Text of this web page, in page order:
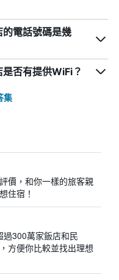
電話號碼是幾
否有提供WiFi？
集
價，和你一樣的旅客親
住宿！
300萬家飯店和民
方便你比較並找出理想